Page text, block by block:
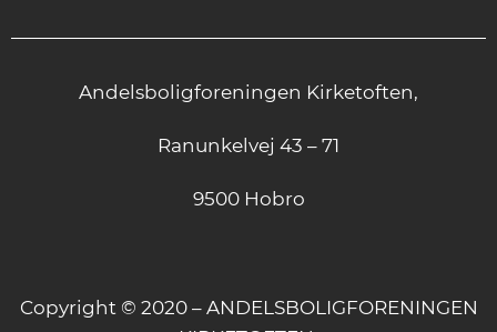
Andelsboligforeningen Kirketoften,
Ranunkelvej 43 – 71
9500 Hobro
Copyright © 2020 – ANDELSBOLIGFORENINGEN